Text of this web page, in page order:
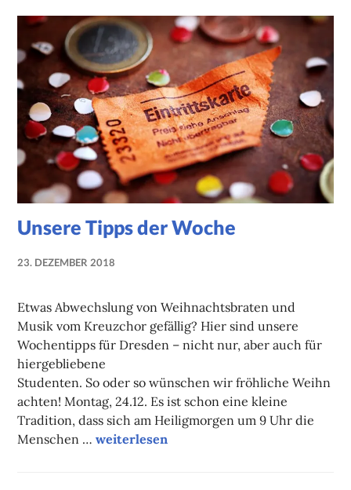
Unsere Tipps der Woche
23. DEZEMBER 2018
Etwas Abwechslung von Weihnachtsbraten und
Musik vom Kreuzchor gefällig? Hier sind unsere
Wochentipps für Dresden – nicht nur, aber auch für
hiergebliebene
Studenten. So oder so wünschen wir fröhliche Weihn
achten! Montag, 24.12. Es ist schon eine kleine
Tradition, dass sich am Heiligmorgen um 9 Uhr die
Menschen …Unsere Tipps der Woche
weiterlesen